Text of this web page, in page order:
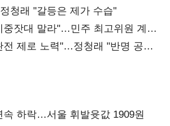
청래 "갈등은 제가 수습"
중잣대 말라"…민주 최고위원 계파
전 제로 노력"…정청래 "반명 공세
속 하락…서울 휘발윳값 1909원